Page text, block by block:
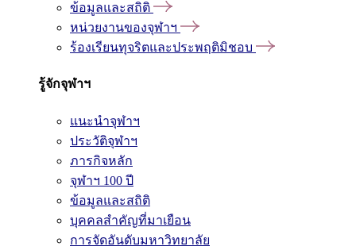
ข้อมูลและสถิติ
หน่วยงานของจุฬาฯ
ร้องเรียนทุจริตและประพฤติมิชอบ
รู้จักจุฬาฯ
แนะนำจุฬาฯ
ประวัติจุฬาฯ
ภารกิจหลัก
จุฬาฯ 100 ปี
ข้อมูลและสถิติ
บุคคลสำคัญที่มาเยือน
การจัดอันดับมหาวิทยาลัย